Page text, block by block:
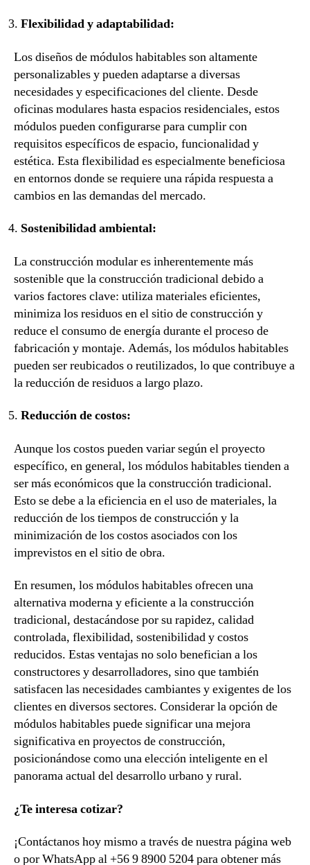
Flexibilidad y adaptabilidad:
Los diseños de módulos habitables son altamente
personalizables y pueden adaptarse a diversas
necesidades y especificaciones del cliente. Desde
oficinas modulares hasta espacios residenciales, estos
módulos pueden configurarse para cumplir con
requisitos específicos de espacio, funcionalidad y
estética. Esta flexibilidad es especialmente beneficiosa
en entornos donde se requiere una rápida respuesta a
cambios en las demandas del mercado.
Sostenibilidad ambiental:
La construcción modular es inherentemente más
sostenible que la construcción tradicional debido a
varios factores clave: utiliza materiales eficientes,
minimiza los residuos en el sitio de construcción y
reduce el consumo de energía durante el proceso de
fabricación y montaje. Además, los módulos habitables
pueden ser reubicados o reutilizados, lo que contribuye a
la reducción de residuos a largo plazo.
Reducción de costos:
Aunque los costos pueden variar según el proyecto
específico, en general, los módulos habitables tienden a
ser más económicos que la construcción tradicional.
Esto se debe a la eficiencia en el uso de materiales, la
reducción de los tiempos de construcción y la
minimización de los costos asociados con los
imprevistos en el sitio de obra.
En resumen, los módulos habitables ofrecen una
alternativa moderna y eficiente a la construcción
tradicional, destacándose por su rapidez, calidad
controlada, flexibilidad, sostenibilidad y costos
reducidos. Estas ventajas no solo benefician a los
constructores y desarrolladores, sino que también
satisfacen las necesidades cambiantes y exigentes de los
clientes en diversos sectores. Considerar la opción de
módulos habitables puede significar una mejora
significativa en proyectos de construcción,
posicionándose como una elección inteligente en el
panorama actual del desarrollo urbano y rural.
¿Te interesa cotizar?
¡Contáctanos hoy mismo a través de nuestra página web
o por WhatsApp al +56 9 8900 5204 para obtener más